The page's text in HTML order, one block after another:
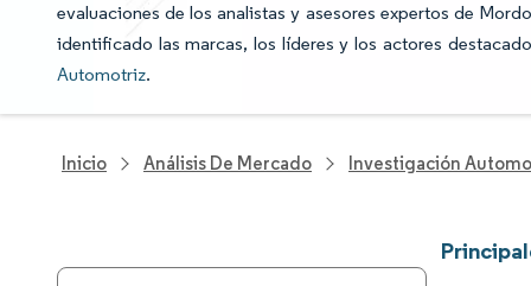
evaluaciones de los analistas y asesores expertos de
identificado las marcas, los líderes y los actores
Automotriz.
Inicio Análisis De Mercado Investigación